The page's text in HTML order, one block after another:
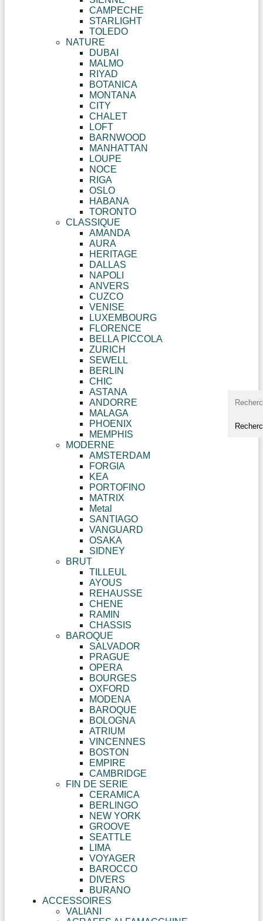
CAMPECHE
STARLIGHT
TOLEDO
NATURE
DUBAI
MALMO
RIYAD
BOTANICA
MONTANA
CITY
CHALET
LOFT
BARNWOOD
MANHATTAN
LOUPE
NOCE
RIGA
OSLO
HABANA
TORONTO
CLASSIQUE
AMANDA
AURA
HERITAGE
DALLAS
NAPOLI
ANVERS
CUZCO
VENISE
LUXEMBOURG
FLORENCE
BELLA PICCOLA
ZURICH
SEWELL
BERLIN
CHIC
ASTANA
ANDORRE
MALAGA
PHOENIX
MEMPHIS
MODERNE
AMSTERDAM
FORGIA
KEA
PORTOFINO
MATRIX
Metal
SANTIAGO
VANGUARD
OSAKA
SIDNEY
BRUT
TILLEUL
AYOUS
REHAUSSE
CHENE
RAMIN
CHASSIS
BAROQUE
SALVADOR
PRAGUE
OPERA
BOURGES
OXFORD
MODENA
BAROQUE
BOLOGNA
ATRIUM
VINCENNES
BOSTON
EMPIRE
CAMBRIDGE
FIN DE SERIE
CERAMICA
BERLINGO
NEW YORK
GROOVE
SEATTLE
LIMA
VOYAGER
BAROCCO
DIVERS
BURANO
ACCESSOIRES
VALIANI